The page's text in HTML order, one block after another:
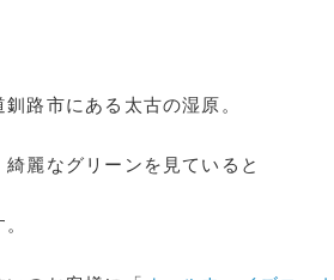
路市にある太古の湿原。
麗なグリーンを見ていると